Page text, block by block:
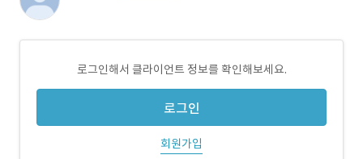
로그인해서 클라이언트 정보를 확인해보세요.
로그인
회원가입